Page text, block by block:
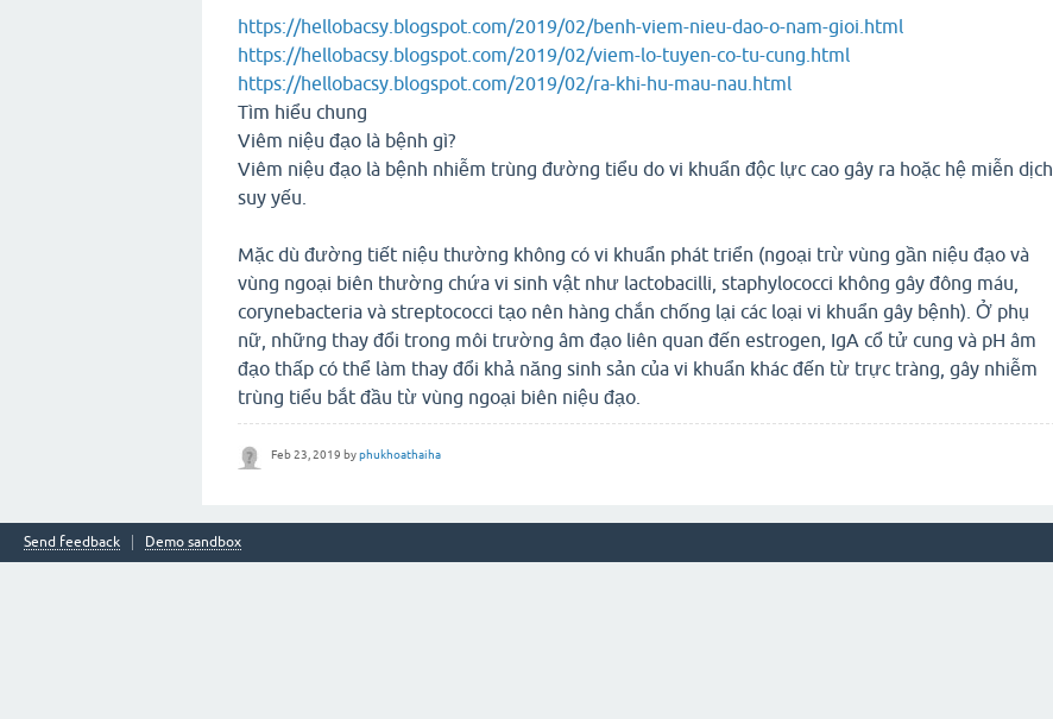
https://hellobacsy.blogspot.com/2019/02/benh-viem-nieu-dao-o-nam-gioi.html
https://hellobacsy.blogspot.com/2019/02/viem-lo-tuyen-co-tu-cung.html
https://hellobacsy.blogspot.com/2019/02/ra-khi-hu-mau-nau.html
Tìm hiểu chung
Viêm niệu đạo là bệnh gì?
Viêm niệu đạo là bệnh nhiễm trùng đường tiểu do vi khuẩn độc lực cao gây ra hoặc hệ miễn dịch
suy yếu.
Mặc dù đường tiết niệu thường không có vi khuẩn phát triển (ngoại trừ vùng gần niệu đạo và
vùng ngoại biên thường chứa vi sinh vật như lactobacilli, staphylococci không gây đông máu,
corynebacteria và streptococci tạo nên hàng chắn chống lại các loại vi khuẩn gây bệnh). Ở phụ
nữ, những thay đổi trong môi trường âm đạo liên quan đến estrogen, IgA cổ tử cung và pH âm
đạo thấp có thể làm thay đổi khả năng sinh sản của vi khuẩn khác đến từ trực tràng, gây nhiễm
trùng tiểu bắt đầu từ vùng ngoại biên niệu đạo.
Feb 23, 2019 byphukhoathaiha
Send feedback Demo sandbox